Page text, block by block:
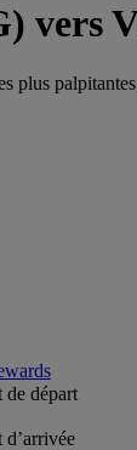
vers
plus
de départ